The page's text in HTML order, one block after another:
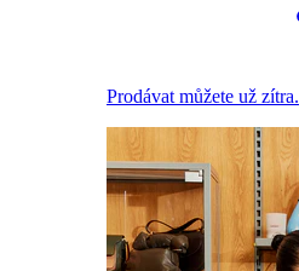
Prodávat můžete už zítra.